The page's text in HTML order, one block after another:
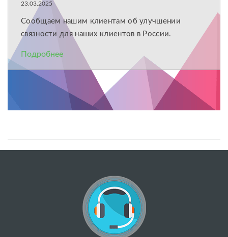
23.03.2025
Сообщаем нашим клиентам об улучшении
связности для наших клиентов в России.
Подробнее